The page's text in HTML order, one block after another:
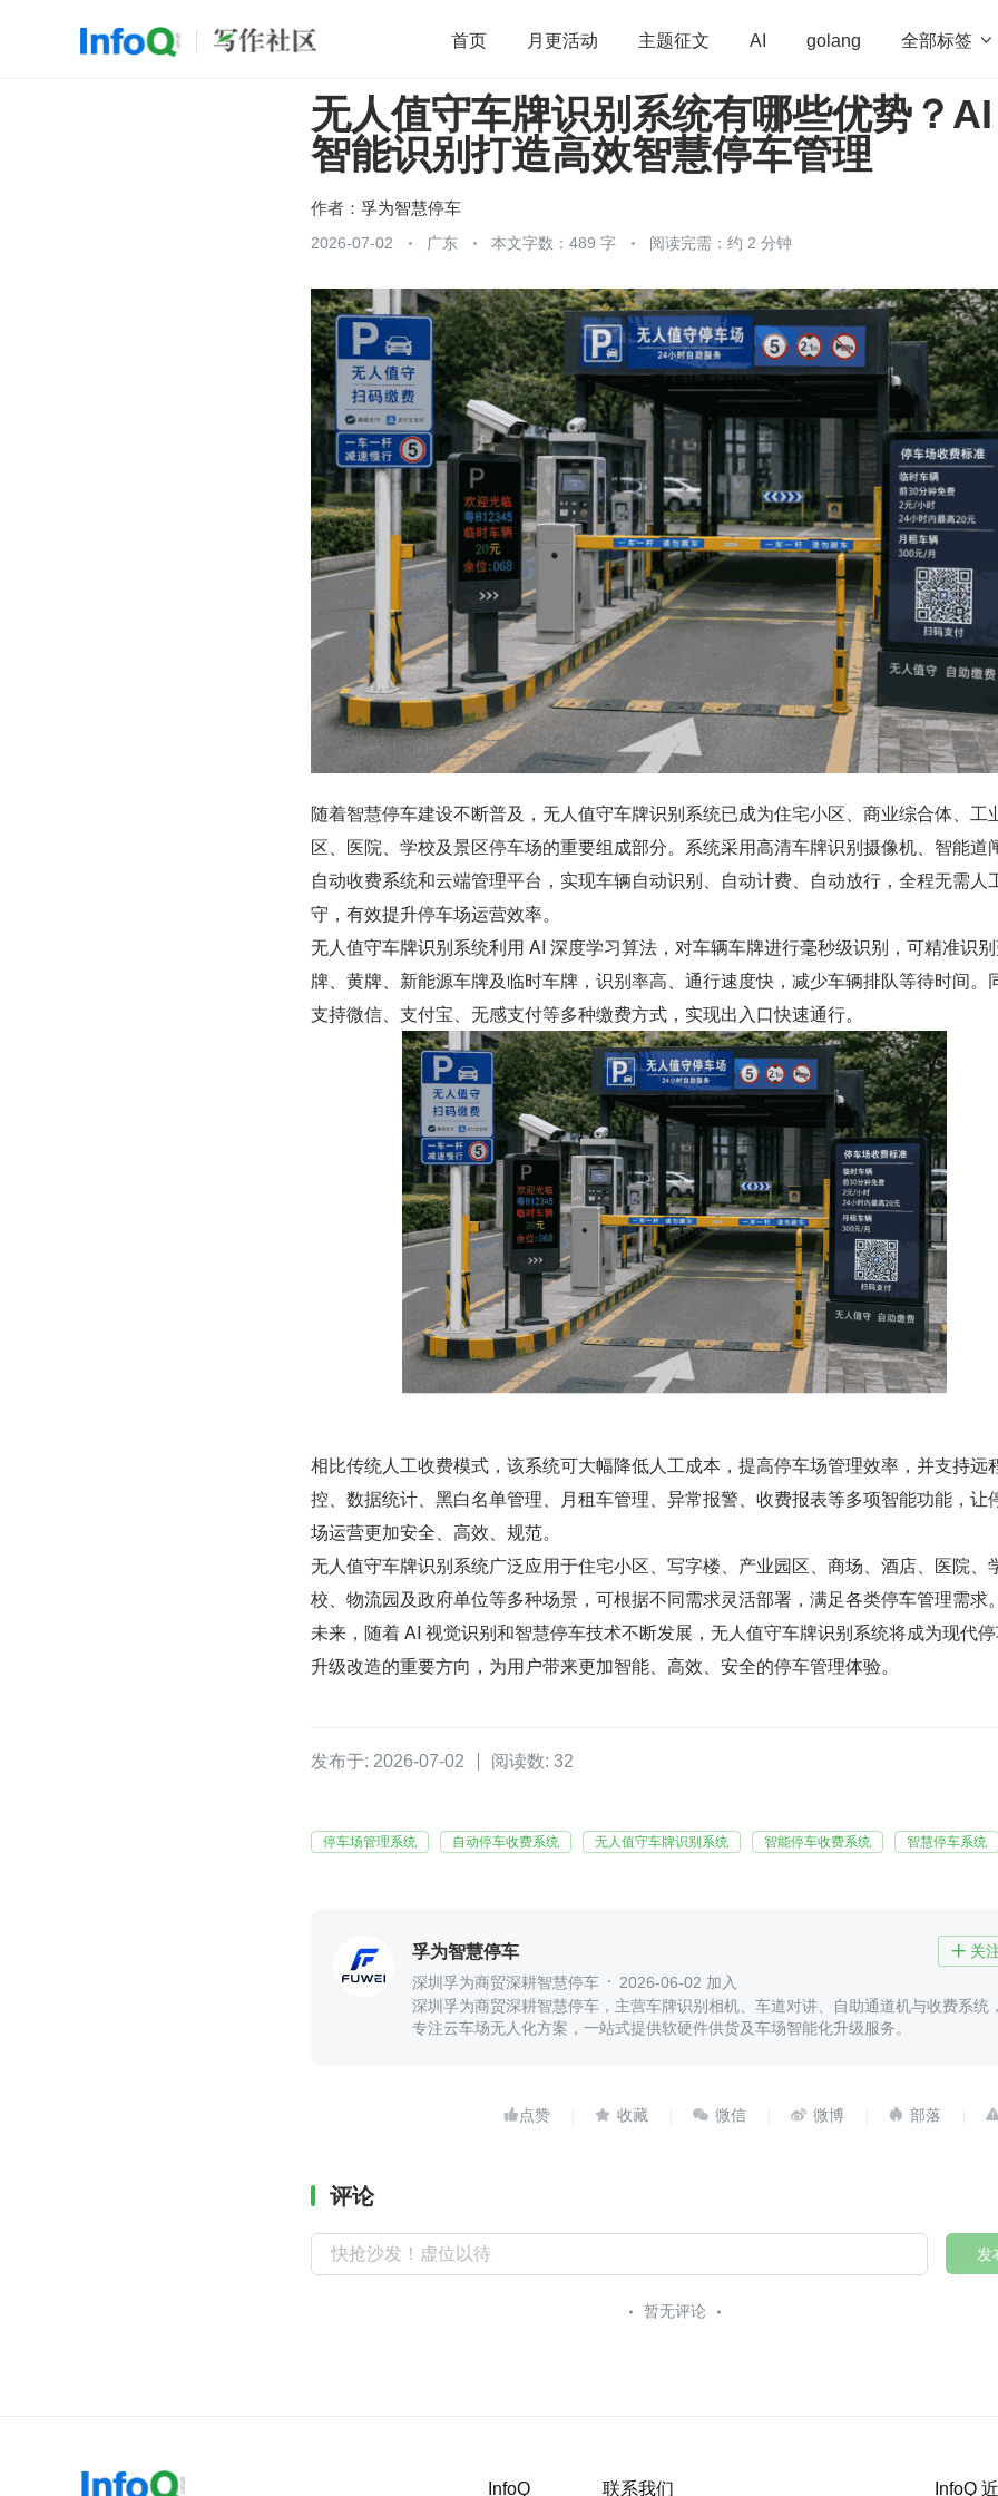
首页 月更活动 主题征文 AI golang 全部标签 
开源 架构 OpenHarmony 算法 学习方法 Web3.0 高
团队管理 程序员 运维 深度思考 低代码
无人值守车牌识别系统有哪些优势？AI
智能识别打造高效智慧停车管理
作者： 孚为智慧停车
2026-07-02 广东 本文字数：489 字 阅读完需：约 2 分钟
随着智慧停车建设不断普及，无人值守车牌识别系统已成为住宅小区、商业综合体、工
区、医院、学校及景区停车场的重要组成部分。系统采用高清车牌识别摄像机、智能道
自动收费系统和云端管理平台，实现车辆自动识别、自动计费、自动放行，全程无需人
守，有效提升停车场运营效率。
无人值守车牌识别系统利用 AI 深度学习算法，对车辆车牌进行毫秒级识别，可精准识
牌、黄牌、新能源车牌及临时车牌，识别率高、通行速度快，减少车辆排队等待时间。
支持微信、支付宝、无感支付等多种缴费方式，实现出入口快速通行。
相比传统人工收费模式，该系统可大幅降低人工成本，提高停车场管理效率，并支持远
控、数据统计、黑白名单管理、月租车管理、异常报警、收费报表等多项智能功能，让
场运营更加安全、高效、规范。
无人值守车牌识别系统广泛应用于住宅小区、写字楼、产业园区、商场、酒店、医院、
校、物流园及政府单位等多种场景，可根据不同需求灵活部署，满足各类停车管理需求
未来，随着 AI 视觉识别和智慧停车技术不断发展，无人值守车牌识别系统将成为现代
升级改造的重要方向，为用户带来更加智能、高效、安全的停车管理体验。
发布于: 2026-07-02 阅读数: 32
停车场管理系统 自动停车收费系统 无人值守车牌识别系统 智能停车收费系统 智慧停车系统
孚为智慧停车  关
深圳孚为商贸深耕智慧停车
2026-06-02 加入
深圳孚为商贸深耕智慧停车，主营车牌识别相机、车道对讲、自助通道机与收费系统
专注云车场无人化方案，一站式提供软硬件供货及车场智能化升级服务。
    
评论
发
暂无评论
InfoQ 联系我们 InfoQ